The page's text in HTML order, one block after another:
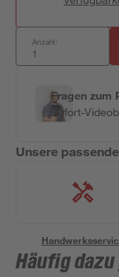
Anzahl:
Fragen zum
Sofort-
Unsere
Häufig